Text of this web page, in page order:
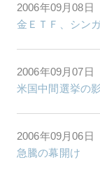
2006年09月08日
金ＥＴＦ、シン
2006年09月07日
米国中間選挙の
2006年09月06日
急騰の幕開け